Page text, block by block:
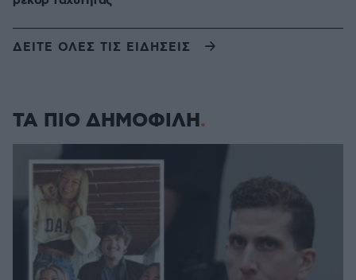
ΔΕΙΤΕ ΟΛΕΣ ΤΙΣ ΕΙΔΗΣΕΙΣ
ΤΑ ΠΙΟ ΔΗΜΟΦΙΛΗ